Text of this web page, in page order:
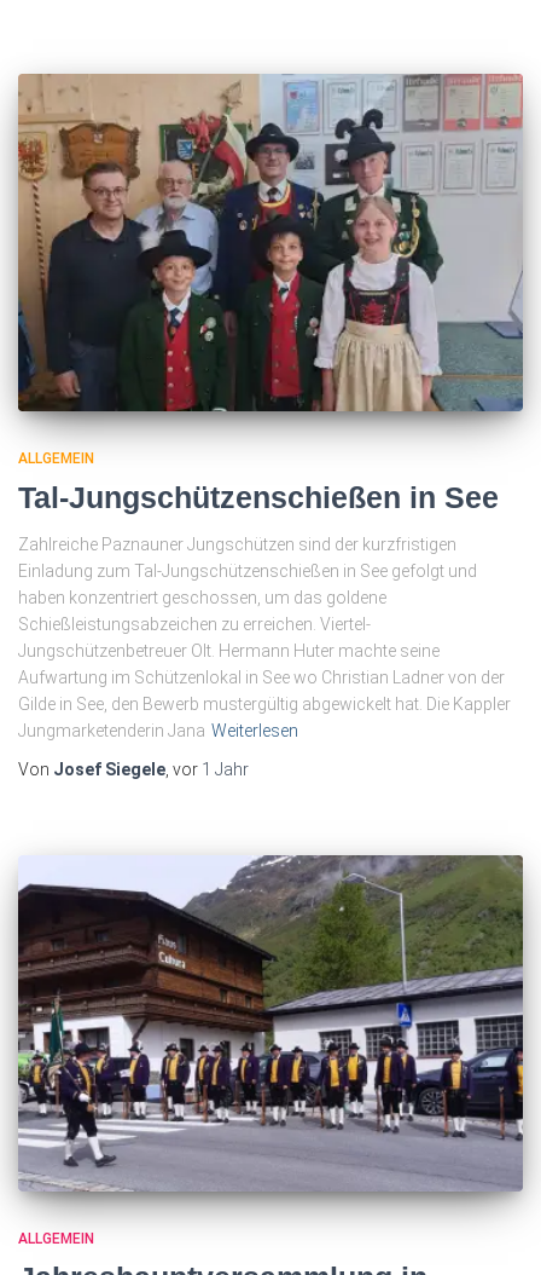
ALLGEMEIN
Tal-Jungschützenschießen in See
Zahlreiche Paznauner Jungschützen sind der kurzfristigen
Einladung zum Tal-Jungschützenschießen in See gefolgt und
haben konzentriert geschossen, um das goldene
Schießleistungsabzeichen zu erreichen. Viertel-
Jungschützenbetreuer Olt. Hermann Huter machte seine
Aufwartung im Schützenlokal in See wo Christian Ladner von der
Gilde in See, den Bewerb mustergültig abgewickelt hat. Die Kappler
Jungmarketenderin Jana Weiterlesen
Von Josef Siegele , vor 1 Jahr
ALLGEMEIN